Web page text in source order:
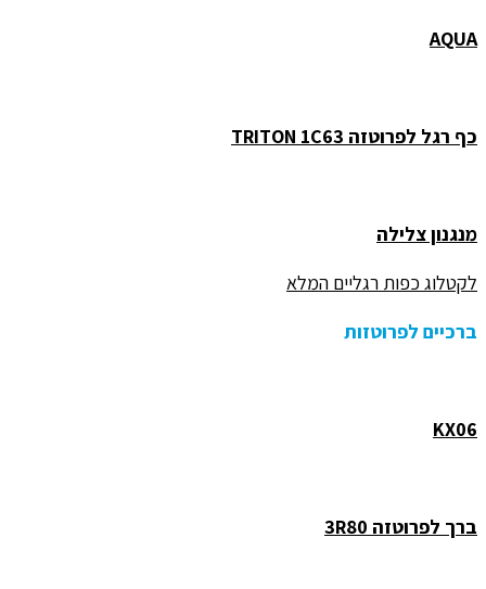
AQUA
כף רגל לפרוטזה TRITON 1C63
מנגנון צלילה
לקטלוג כפות רגליים המלא
ברכיים לפרוטזות
KX06
ברך לפרוטזה 3R80